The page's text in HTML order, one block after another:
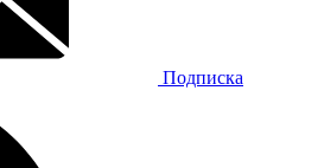
Подписка